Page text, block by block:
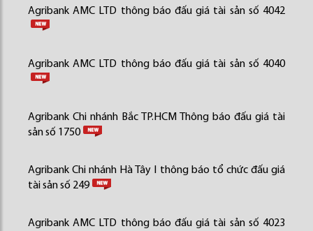
Agribank AMC LTD thông báo đấu giá tài sản số 4042
Agribank AMC LTD thông báo đấu giá tài sản số 4040
Agribank Chi nhánh Bắc TP.HCM Thông báo đấu giá tài
sản số 1750
Agribank Chi nhánh Hà Tây I thông báo tổ chức đấu giá
tài sản số 249
Agribank AMC LTD thông báo đấu giá tài sản số 4023